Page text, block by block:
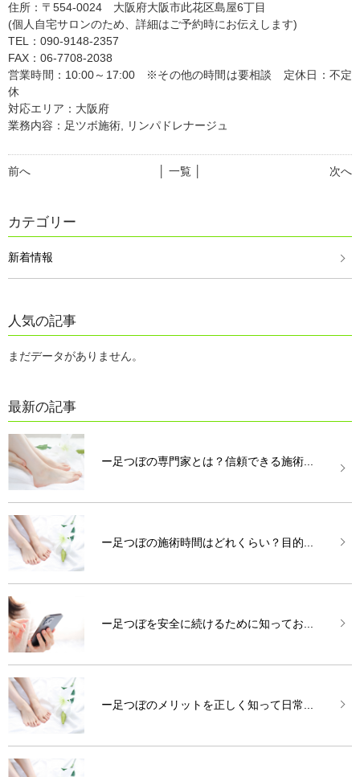
住所：〒554-0024 大阪府大阪市此花区島屋6丁目
(個人自宅サロンのため、詳細はご予約時にお伝えします)
TEL：090-9148-2357
FAX：06-7708-2038
営業時間：10:00～17:00 ※その他の時間は要相談 定休日：不定
休
対応エリア：大阪府
業務内容：足ツボ施術, リンパドレナージュ
前へ 次へ
│ 一覧 │
カテゴリー
新着情報
人気の記事
まだデータがありません。
最新の記事
ー足つぼの専門家とは？信頼できる施術...
ー足つぼの施術時間はどれくらい？目的...
ー足つぼを安全に続けるために知ってお...
ー足つぼのメリットを正しく知って日常...